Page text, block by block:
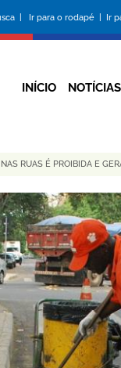
| Ir para o rodapé | Ir
INÍCIO NOTÍCIAS
RUAS É PROIBIDA E